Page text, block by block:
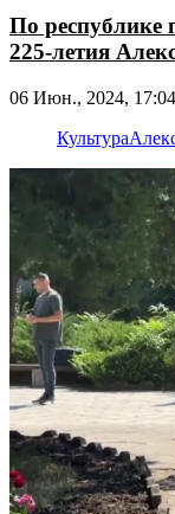
По республике
225-летия
06 Июн., 2024, 17:04
Культура